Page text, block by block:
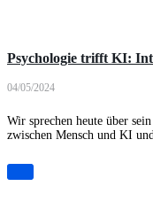
Psychologie trifft KI:
04/05/2024
Wir sprechen heute über
zwischen Mensch und KI